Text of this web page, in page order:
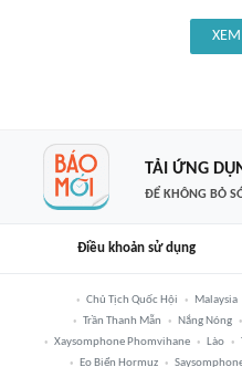
TẢI ỨNG
ĐỂ KHÔNG BỎ
Điều khoản sử dụng
Chủ Tịch Quốc Hội Malaysia
Trần Thanh Mẫn
Nắng Nóng
Xaysomphone Phomvihane
Lào
Eo Biển Hormuz